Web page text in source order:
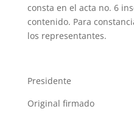
consta en el acta no. 6
contenido. Para
los representantes.
Presidente
Original firmado